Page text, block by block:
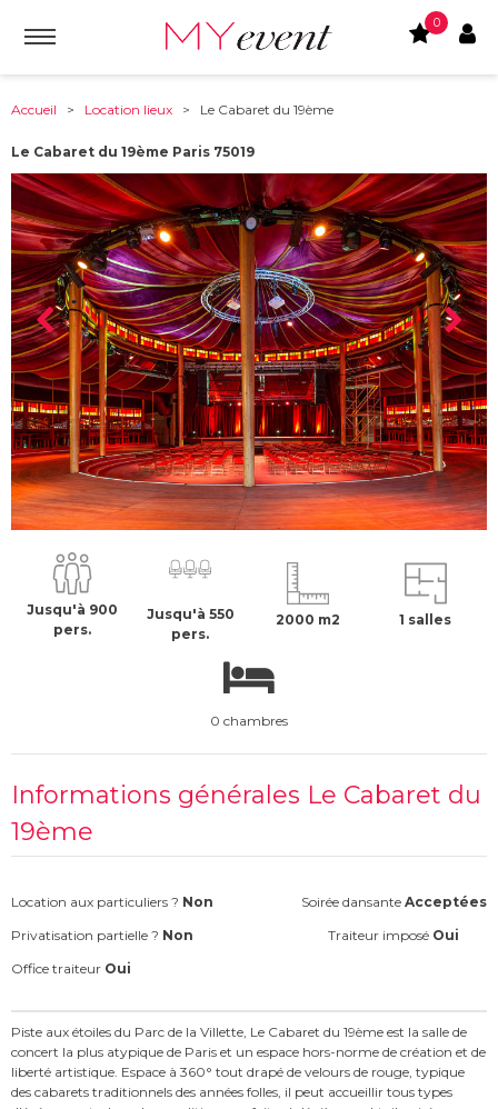
0
Accueil > Location lieux > Le Cabaret du 19ème
Le Cabaret du 19ème Paris 75019
75019-Paris À partir de :
18000 €H.T
Jusqu'à 900
pers.
Jusqu'à 550
pers.
2000 m2 1 salles
0 chambres
Informations générales Le Cabaret du
19ème
Location aux particuliers ? Non Soirée dansante Acceptées
Privatisation partielle ? Non Traiteur imposé Oui
Office traiteur Oui
Piste aux étoiles du Parc de la Villette, Le Cabaret du 19ème est la salle de
concert la plus atypique de Paris et un espace hors-norme de création et de
liberté artistique. Espace à 360° tout drapé de velours de rouge, typique
des cabarets traditionnels des années folles, il peut accueillir tous types